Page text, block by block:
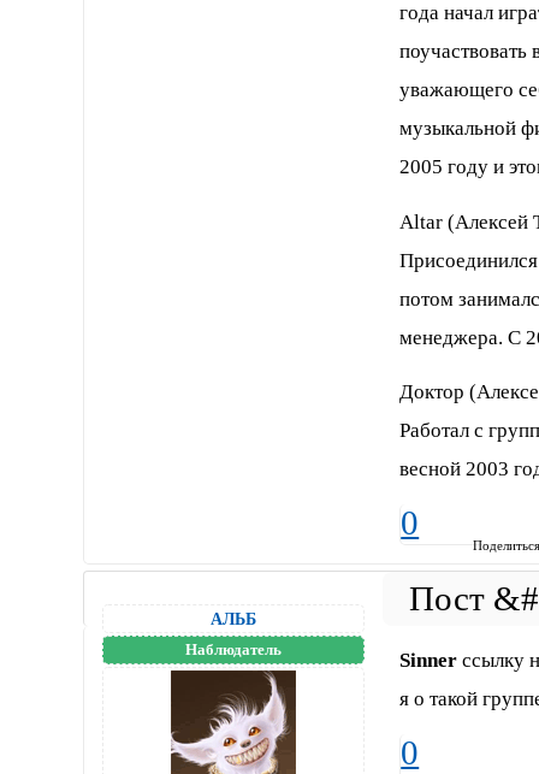
года начал
уважающего
музыкальной
2005 году и
Altar (Алексей
Присоединился
потом
менеджера. С
Доктор
Работал с
весной 2003
0
АЛЬБ
Наблюдатель Sinner ссылку
я о такой
0